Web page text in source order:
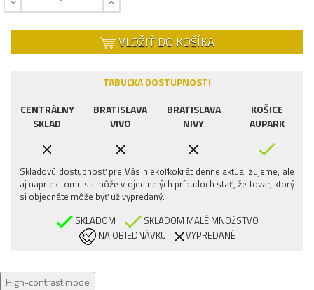
VLOŽIŤ DO KOŠÍKA
TABUĽKA DOSTUPNOSTI
CENTRÁLNY
SKLAD
BRATISLAVA
VIVO
BRATISLAVA
NIVY
KOŠICE
AUPARK
Skladovú dostupnosť pre Vás niekoľkokrát denne aktualizujeme, ale
aj napriek tomu sa môže v ojedinelých prípadoch stať, že tovar, ktorý
si objednáte môže byť už vypredaný.
SKLADOM
SKLADOM MALÉ MNOŽSTVO
NA OBJEDNÁVKU
VYPREDANÉ
High-contrast mode